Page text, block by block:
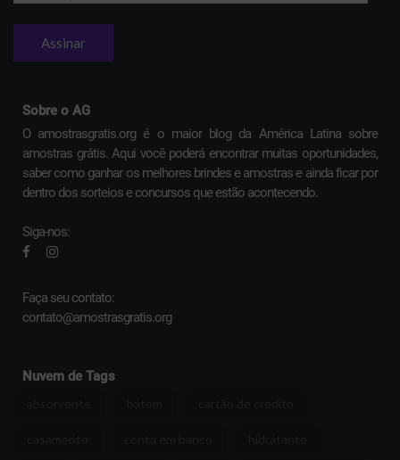
e-
Sobre o AG
O amostrasgratis.org é o maior blog da América Latina sobre
amostras grátis. Aqui você poderá encontrar muitas oportunidades,
saber como ganhar os melhores brindes e amostras e ainda ficar por
dentro dos sorteios e concursos que estão acontecendo.
Siga-nos:
Faça seu contato:
contato@amostrasgratis.org
Nuvem de Tags